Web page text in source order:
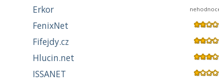
Erkor
FenixNet
Fifejdy.cz
Hlucin.net
ISSANET